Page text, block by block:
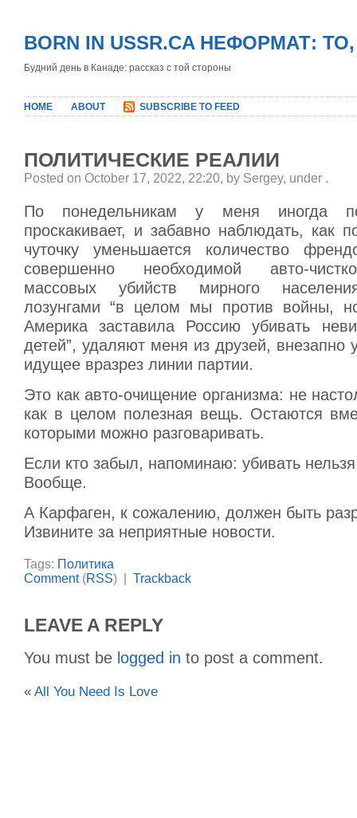
BORN IN USSR.CA НЕФОРМАТ:
Будний день в Канаде: рассказ с той стороны
HOME ABOUT SUBSCRIBE TO FEED
ПОЛИТИЧЕСКИЕ РЕАЛИИ
Posted on October 17, 2022, 22:20, by Sergey, under .
По понедельникам у меня иногда
проскакивает, и забавно наблюдать, как
чуточку уменьшается количество
совершенно необходимой авто-
массовых убийств мирного
лозунгами “в целом мы против войны,
Америка заставила Россию убивать
детей”, удаляют меня из друзей,
идущее вразрез линии партии.
Это как авто-очищение организма: не
как в целом полезная вещь. Остаются
которыми можно разговаривать.
Если кто забыл, напоминаю: убивать
Вообще.
А Карфаген, к сожалению, должен быть
Извините за неприятные новости.
Tags: Политика
Comment(RSS) | Trackback
LEAVE A REPLY
You must be logged in to post a comment.
« All You Need Is Love